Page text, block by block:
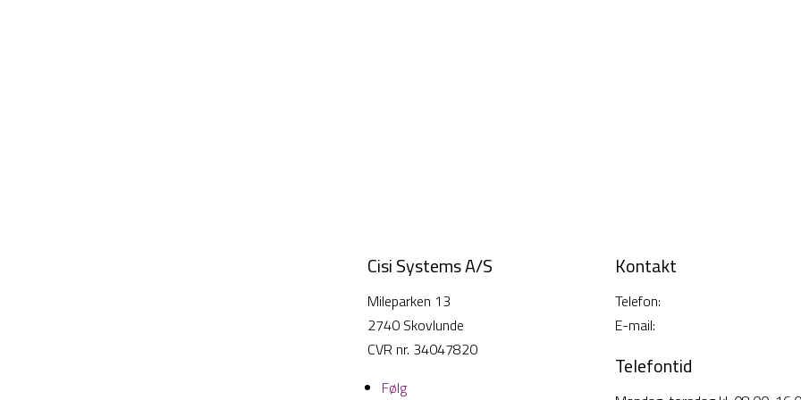
Cisi Systems A/S
Mileparken 13
2740 Skovlunde
CVR nr. 34047820
Følg
Kontakt
Telefon:
E-mail:
Telefontid